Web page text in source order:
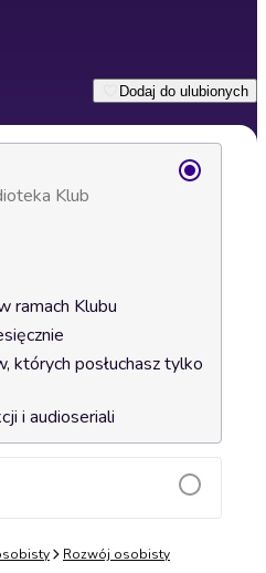
Dodaj do ulubionych
Klub
ramach Klubu
których posłuchasz tylko
i audioseriali
koszyka
Rozwój osobisty